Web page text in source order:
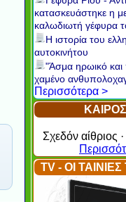
κατασκευάστηκε η
καλωδιωτή γέφυρα
Η ιστορία του
αυτοκινήτου
"Άσμα ηρωικό και
χαμένο
Περισσότερα >
Σχεδόν αίθριος
TV - ΟΙ